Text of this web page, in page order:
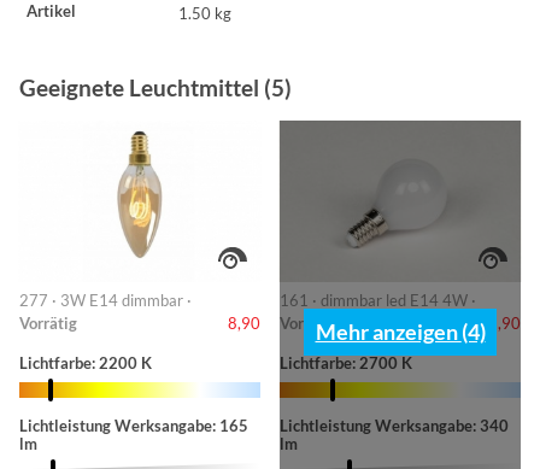
Artikel 1.50 kg
Geeignete Leuchtmittel (5)
277 · 3W E14 dimmbar ·
Vorrätig
8,90
Lichtfarbe: 2200 K
Lichtleistung Werksangabe: 165
lm
161 · dimmbar led E14 4W ·
Vorrätig
8,90
Lichtfarbe: 2700 K
Lichtleistung Werksangabe: 340
lm
Mehr anzeigen (4)